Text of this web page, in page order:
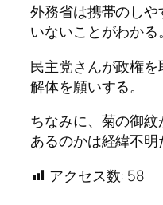
外務省は携帯のし
いないことがわかる。
民主党さんが政権
解体を願いする。
ちなみに、菊の御
あるのかは経緯不明
アクセス数: 58